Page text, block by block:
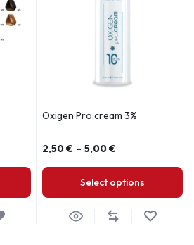
Oxigen Pro.cream 3%
2,50€ – 5,00€
Select options